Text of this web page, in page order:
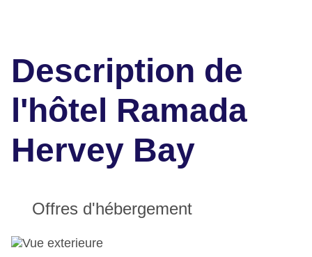
Description de
l'hôtel Ramada
Hervey Bay
Offres d'hébergement